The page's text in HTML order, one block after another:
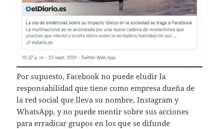
Por supuesto, Facebook no puede eludir la
responsabilidad que tiene como empresa dueña de
la red social que lleva su nombre, Instagram y
WhatsApp, y no puede mentir sobre sus acciones
para erradicar grupos en los que se difunde